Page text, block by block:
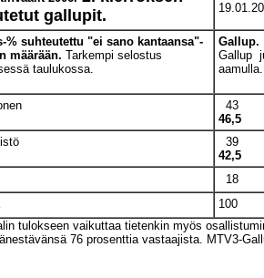
gallupit.
% suhteutettu "ei sano kantaansa"-
määrään. Tarkempi selostus
taulukossa.
Gallup.
Gallup
aamulla.
43
46,5
39
42,5
100
tulokseen vaikuttaa tietenkin myös
76 prosenttia vastaajista. MTV3-